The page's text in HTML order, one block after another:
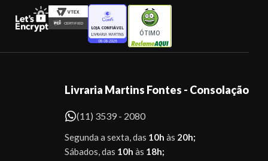
ÓTIMO
Livraria Martins Fontes - Consolação
(11) 3539 - 2080
Segunda a sexta, das 10h às 20h;
Sábados, das 10h às 18h;